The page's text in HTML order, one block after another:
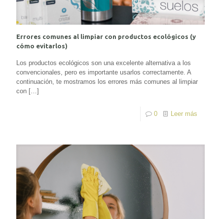
Errores comunes al limpiar con productos ecológicos (y
cómo evitarlos)
Los productos ecológicos son una excelente alternativa a los
convencionales, pero es importante usarlos correctamente. A
continuación, te mostramos los errores más comunes al limpiar
con […]
0 Leer más